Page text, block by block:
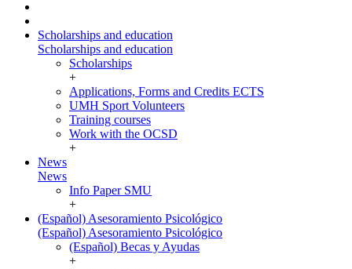
Scholarships and education
Scholarships and education
Scholarships
+
Applications, Forms and Credits ECTS
UMH Sport Volunteers
Training courses
Work with the OCSD
+
News
News
Info Paper SMU
+
(Español) Asesoramiento Psicológico
(Español) Asesoramiento Psicológico
(Español) Becas y Ayudas
+